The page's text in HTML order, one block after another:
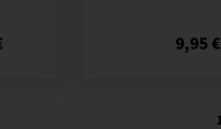
9,95 €